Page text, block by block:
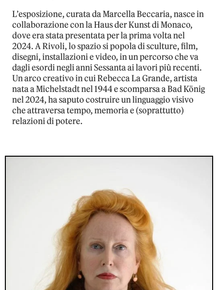
L’esposizione, curata da Marcella Beccaria, nasce in
collaborazione con la Haus der Kunst di Monaco,
dove era stata presentata per la prima volta nel
2024. A Rivoli, lo spazio si popola di sculture, film,
disegni, installazioni e video, in un percorso che va
dagli esordi negli anni Sessanta ai lavori più recenti.
Un arco creativo in cui Rebecca La Grande, artista
nata a Michelstadt nel 1944 e scomparsa a Bad König
nel 2024, ha saputo costruire un linguaggio visivo
che attraversa tempo, memoria e (soprattutto)
relazioni di potere.